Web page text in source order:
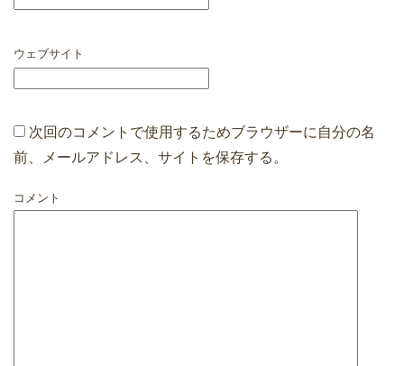
ウェブサイト
次回のコメントで使用するためブラウザーに自分の名
前、メールアドレス、サイトを保存する。
コメント